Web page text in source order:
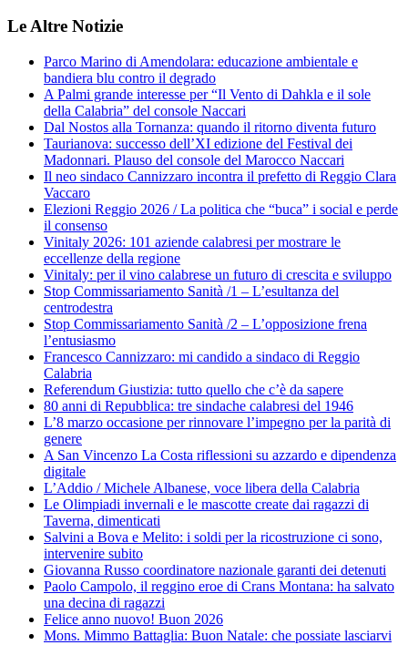
Le Altre Notizie
Parco Marino di Amendolara: educazione ambientale e
bandiera blu contro il degrado
A Palmi grande interesse per “Il Vento di Dahkla e il sole
della Calabria” del console Naccari
Dal Nostos alla Tornanza: quando il ritorno diventa futuro
Taurianova: successo dell’XI edizione del Festival dei
Madonnari. Plauso del console del Marocco Naccari
Il neo sindaco Cannizzaro incontra il prefetto di Reggio Clara
Vaccaro
Elezioni Reggio 2026 / La politica che “buca” i social e perde
il consenso
Vinitaly 2026: 101 aziende calabresi per mostrare le
eccellenze della regione
Vinitaly: per il vino calabrese un futuro di crescita e sviluppo
Stop Commissariamento Sanità /1 – L’esultanza del
centrodestra
Stop Commissariamento Sanità /2 – L’opposizione frena
l’entusiasmo
Francesco Cannizzaro: mi candido a sindaco di Reggio
Calabria
Referendum Giustizia: tutto quello che c’è da sapere
80 anni di Repubblica: tre sindache calabresi del 1946
L’8 marzo occasione per rinnovare l’impegno per la parità di
genere
A San Vincenzo La Costa riflessioni su azzardo e dipendenza
digitale
L’Addio / Michele Albanese, voce libera della Calabria
Le Olimpiadi invernali e le mascotte create dai ragazzi di
Taverna, dimenticati
Salvini a Bova e Melito: i soldi per la ricostruzione ci sono,
intervenire subito
Giovanna Russo coordinatore nazionale garanti dei detenuti
Paolo Campolo, il reggino eroe di Crans Montana: ha salvato
una decina di ragazzi
Felice anno nuovo! Buon 2026
Mons. Mimmo Battaglia: Buon Natale: che possiate lasciarvi